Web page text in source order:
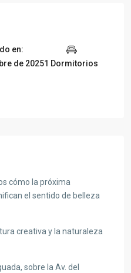
en:
de 20251 Dormitorios
cómo la próxima
el sentido de belleza
creativa y la naturaleza
sobre la Av. del